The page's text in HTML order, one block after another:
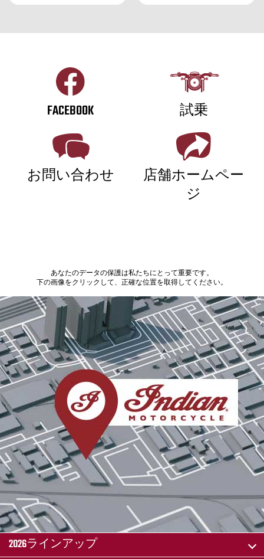
FACEBOOK 試乗
お問い合わせ
店舗ホームペー
ジ
あなたのデータの保護は私たちにとって重要です。
下の画像をクリックして、正確な位置を取得してください。
2026ラインアップ